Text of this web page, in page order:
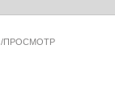
/ПРОСМОТР